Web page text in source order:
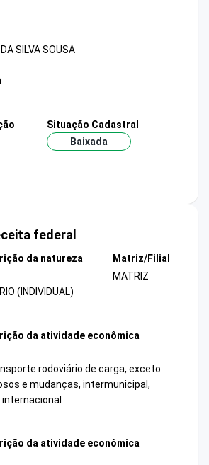
SILVA SOUSA
Situação Cadastral
Baixada
federal
da natureza
(INDIVIDUAL)
Matriz/Filial
MATRIZ
da atividade econômica
rodoviário de carga, exceto
e mudanças, intermunicipal,
da atividade econômica